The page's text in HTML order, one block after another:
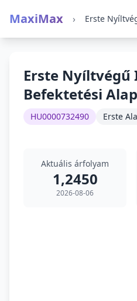
MaxiMax ›
Erste Nyíltvégű
Befektetési
HU0000732490 Erste
Aktuális árfolyam
1,2450
2026-08-06